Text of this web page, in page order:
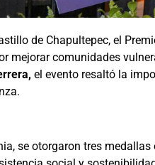
de Chapultepec, el
mejorar comunidades
el evento resaltó la
se otorgaron tres